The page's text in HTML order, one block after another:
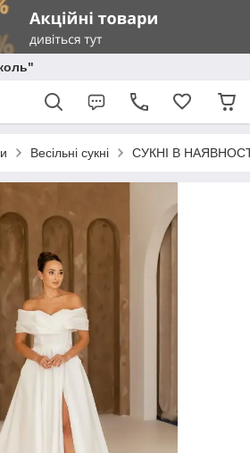
Весільні сукні СУКНІ В